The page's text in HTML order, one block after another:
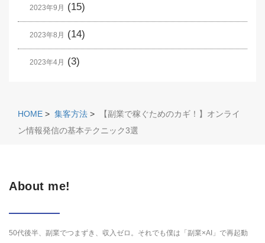
2023年9月 (15)
2023年8月 (14)
2023年4月 (3)
HOME > 集客方法 >
【副業で稼ぐためのカギ！】オンライ
ン情報発信の基本テクニック3選
About me!
50代後半、副業でつまずき、収入ゼロ。それでも僕は「副業×AI」で再起動